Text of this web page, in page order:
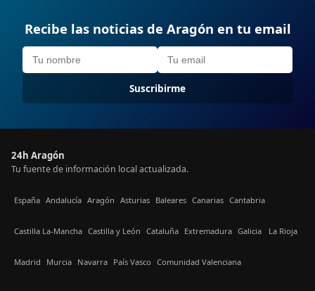
Recibe las noticias de Aragón en tu email
Suscribirme
24h Aragón
Tu fuente de información local actualizada.
España Andalucía Aragón Asturias Baleares Canarias Cantabria
Castilla La-Mancha Castilla y León Cataluña Extremadura Galicia La Rioja
Madrid Murcia Navarra País Vasco Comunidad Valenciana